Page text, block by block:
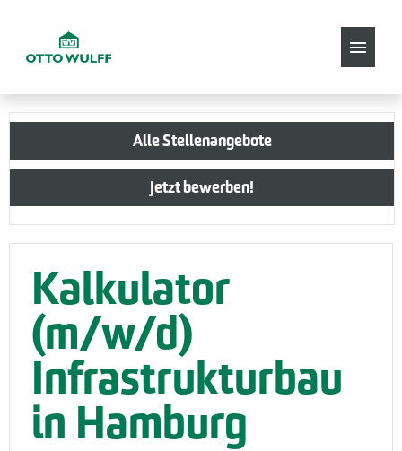
Stellenangebote
Alle Stellenangebote
Jetzt bewerben!
Kalkulator
(m/w/d)
Infrastrukturbau
in Hamburg